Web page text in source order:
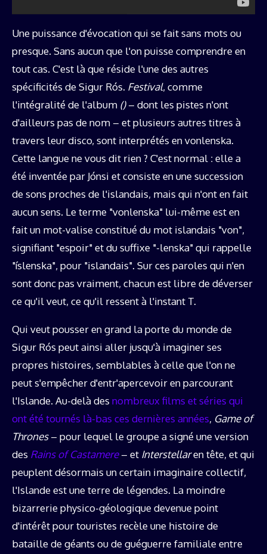
Une puissance d'évocation qui se fait sans mots ou
presque. Sans aucun que l'on puisse comprendre en
tout cas. C'est là que réside l'une des autres
spécificités de Sigur Rós. Festival, comme
l'intégralité de l'album ()– dont les pistes n'ont
d'ailleurs pas de nom – et plusieurs autres titres à
travers leur disco, sont interprétés en vonlenska.
Cette langue ne vous dit rien ? C'est normal : elle a
été inventée par Jónsi et consiste en une succession
de sons proches de l'islandais, mais qui n'ont en fait
aucun sens. Le terme "vonlenska" lui-même est en
fait un mot-valise constitué du mot islandais "von",
signifiant "espoir" et du suffixe "-lenska" qui rappelle
"íslenska", pour "islandais". Sur ces paroles qui n'en
sont donc pas vraiment, chacun est libre de déverser
ce qu'il veut, ce qu'il ressent à l'instant T.
Qui veut pousser en grand la porte du monde de
Sigur Rós peut ainsi aller jusqu'à imaginer ses
propres histoires, semblables à celle que l'on ne
peut s'empêcher d'entr'apercevoir en parcourant
l'Islande. Au-delà des nombreux films et séries qui
ont été tournés là-bas ces dernières années, Game of
Thrones– pour lequel le groupe a signé une version
des Rains of Castamere– et Interstellaren tête, et qui
peuplent désormais un certain imaginaire collectif,
l'Islande est une terre de légendes. La moindre
bizarrerie physico-géologique devenue point
d'intérêt pour touristes recèle une histoire de
bataille de géants ou de guéguerre familiale entre